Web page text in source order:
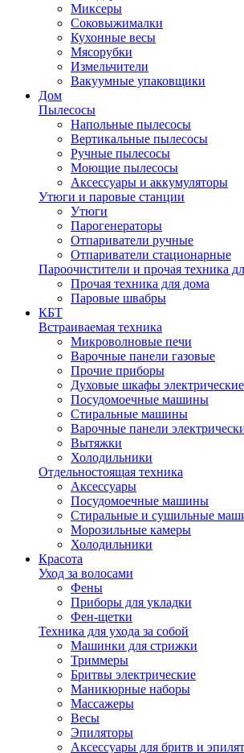
Миксеры
Соковыжималки
Кухонные весы
Мясорубки
Измельчители
Вакуумные упаковщики
Дом
Пылесосы
Напольные пылесосы
Вертикальные пылесосы
Ручные пылесосы
Моющие пылесосы
Аксессуары и аккумуляторы
Утюги и паровые станции
Утюги
Парогенераторы
Отпариватели ручные
Отпариватели стационарные
Пароочистители и прочая техника
Прочая техника для дома
Паровые швабры
КБТ
Встраиваемая техника
Микроволновые печи
Варочные панели газовые
Прочие приборы
Духовые шкафы электрические
Посудомоечные машины
Стиральные машины
Варочные панели
Вытяжки
Холодильники
Отдельностоящая техника
Аксессуары
Посудомоечные машины
Стиральные и сушильные
Морозильные камеры
Холодильники
Красота
Уход за волосами
Фены
Приборы для укладки
Фен-щетки
Техника для ухода за собой
Машинки для стрижки
Триммеры
Бритвы электрические
Маникюрные наборы
Массажеры
Весы
Эпиляторы
Аксессуары для бритв и